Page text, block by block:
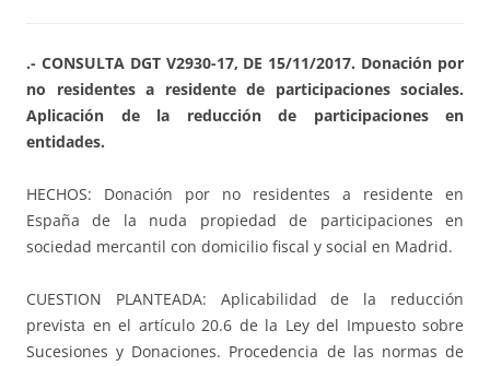
.- CONSULTA DGT V2930-17, DE 15/11/2017. Donación por
no residentes a residente de participaciones sociales.
Aplicación de la reducción de participaciones en
entidades.
HECHOS: Donación por no residentes a residente en
España de la nuda propiedad de participaciones en
sociedad mercantil con domicilio fiscal y social en Madrid.
CUESTION PLANTEADA: Aplicabilidad de la reducción
prevista en el artículo 20.6 de la Ley del Impuesto sobre
Sucesiones y Donaciones. Procedencia de las normas de